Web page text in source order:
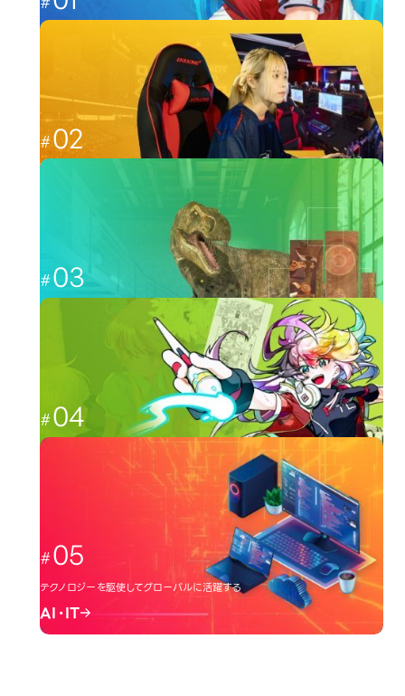
これからのゲーム業界を担う人材へ
02
福岡から世界最強を目指す
03
CGと映像を駆使して、人々を魅了する
04
日本のクリエーター文化を広める
イラスト・アニメ
05
テクノロジーを駆使してグローバルに活躍する
AI・IT